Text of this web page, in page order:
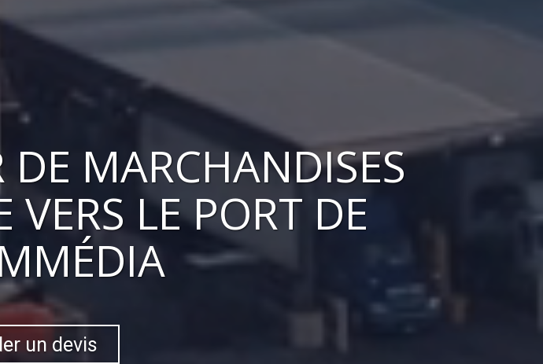
MARCHANDISES
VERS LE PORT DE
un devis